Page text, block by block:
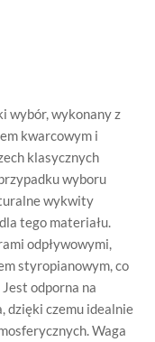
wybór, wykonany z
kwarcowym i
klasycznych
wyboru
wykwity
tego materiału.
odpływowymi,
styropianowym, co
odporna na
dzięki czemu idealnie
Waga